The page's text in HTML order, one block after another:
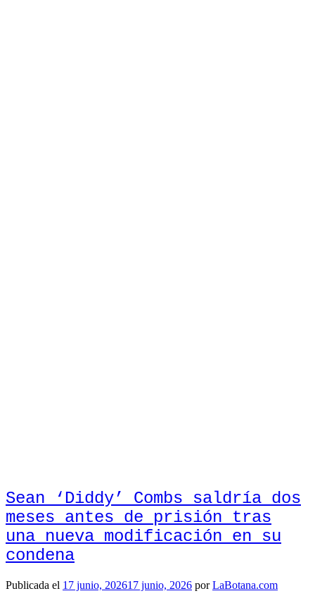
Sean ‘Diddy’ Combs saldría dos
meses antes de prisión tras
una nueva modificación en su
condena
Publicada el 17 junio, 202617 junio, 2026 porLaBotana.com